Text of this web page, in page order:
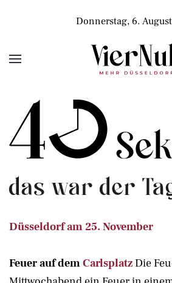
Donnerstag, 6.
Düsseldorf am 25. November
Feuer auf demCarlsplatz Die